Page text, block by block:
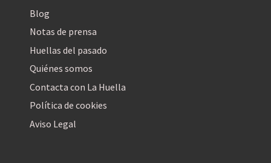
Blog
Notas de prensa
Huellas del pasado
Quiénes somos
Contacta con La Huella
Política de cookies
Aviso Legal